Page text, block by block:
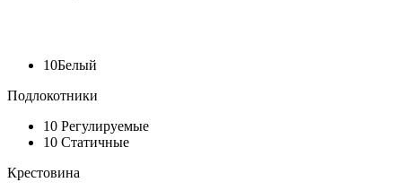
10Белый
Подлокотники
10 Регулируемые
10 Статичные
Крестовина